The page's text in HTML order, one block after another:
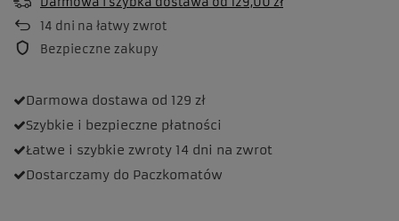
14 dni na łatwy zwrot
Bezpieczne zakupy
Darmowa dostawa od 129 zł
Szybkie i bezpieczne płatności
Łatwe i szybkie zwroty 14 dni na zwrot
Dostarczamy do Paczkomatów